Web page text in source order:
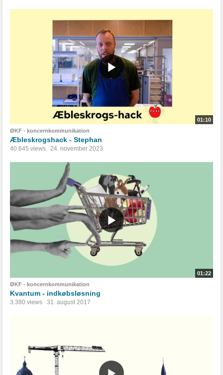
01:10
ØKF - koncernkommunikation
Æbleskrogshack - Stephan
40.645 views 24. november 2023
01:22
ØKF - koncernkommunikation
Kvantum - indkøbsløsning
3.380 views 31. august 2017